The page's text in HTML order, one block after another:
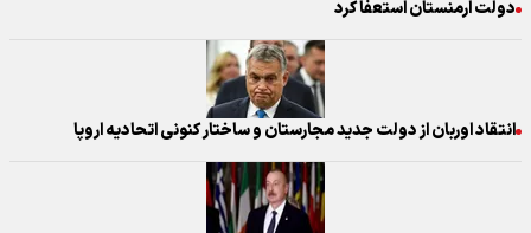
دولت ارمنستان استعفا کرد
انتقاد اوربان از دولت جدید مجارستان و ساختار کنونی اتحادیه اروپا